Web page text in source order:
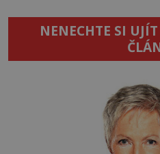
NENECHTE SI